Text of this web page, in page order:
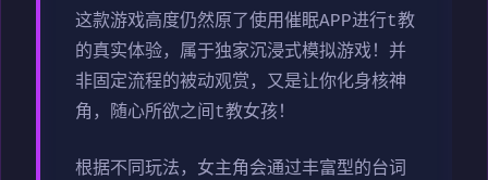
这款游戏高度仍然原了使用催眠APP进行t教
的真实体验，属于独家沉浸式模拟游戏！并
非固定流程的被动观赏，又是让你化身核神
角，随心所欲之间t教女孩！
根据不同玩法，女主角会通过丰富型的台词